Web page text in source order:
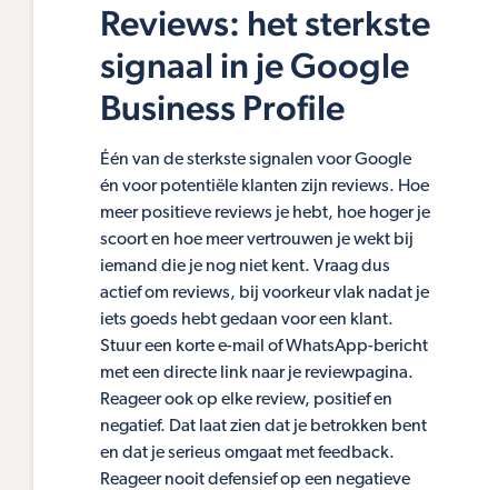
Reviews: het sterkste
signaal in je Google
Business Profile
Één van de sterkste signalen voor Google
én voor potentiële klanten zijn reviews. Hoe
meer positieve reviews je hebt, hoe hoger je
scoort en hoe meer vertrouwen je wekt bij
iemand die je nog niet kent. Vraag dus
actief om reviews, bij voorkeur vlak nadat je
iets goeds hebt gedaan voor een klant.
Stuur een korte e-mail of WhatsApp-bericht
met een directe link naar je reviewpagina.
Reageer ook op elke review, positief en
negatief. Dat laat zien dat je betrokken bent
en dat je serieus omgaat met feedback.
Reageer nooit defensief op een negatieve